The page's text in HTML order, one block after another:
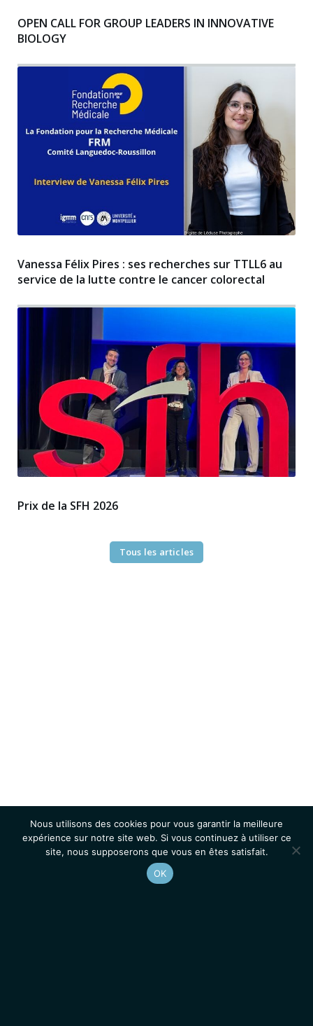
OPEN CALL FOR GROUP LEADERS IN INNOVATIVE
BIOLOGY
Vanessa Félix Pires : ses recherches sur TTLL6 au
service de la lutte contre le cancer colorectal
Prix de la SFH 2026
Tous les articles
Nous utilisons des cookies pour vous garantir la meilleure
expérience sur notre site web. Si vous continuez à utiliser ce
site, nous supposerons que vous en êtes satisfait.
OK